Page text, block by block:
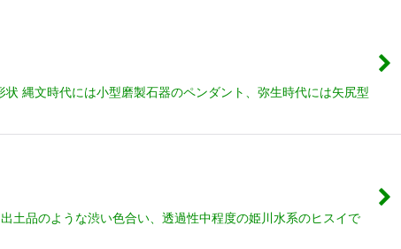
縄文時代には小型磨製石器のペンダント、弥生時代には矢尻型
土品のような渋い色合い、透過性中程度の姫川水系のヒスイで